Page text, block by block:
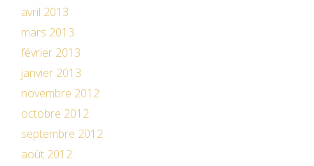
avril 2013
mars 2013
février 2013
janvier 2013
novembre 2012
octobre 2012
septembre 2012
août 2012